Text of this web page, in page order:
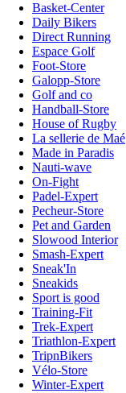
Basket-Center
Daily Bikers
Direct Running
Espace Golf
Foot-Store
Galopp-Store
Golf and co
Handball-Store
House of Rugby
La sellerie de Maé
Made in Paradis
Nauti-wave
On-Fight
Padel-Expert
Pecheur-Store
Pet and Garden
Slowood Interior
Smash-Expert
Sneak'In
Sneakids
Sport is good
Training-Fit
Trek-Expert
Triathlon-Expert
TripnBikers
Vélo-Store
Winter-Expert